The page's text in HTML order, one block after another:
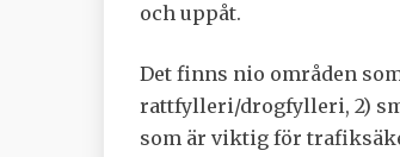
och uppåt.
Det finns nio områden
rattfylleri/drogfylleri, 2)
som är viktig för